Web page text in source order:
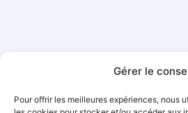
Gérer le
Pour offrir les meilleures expériences, nous